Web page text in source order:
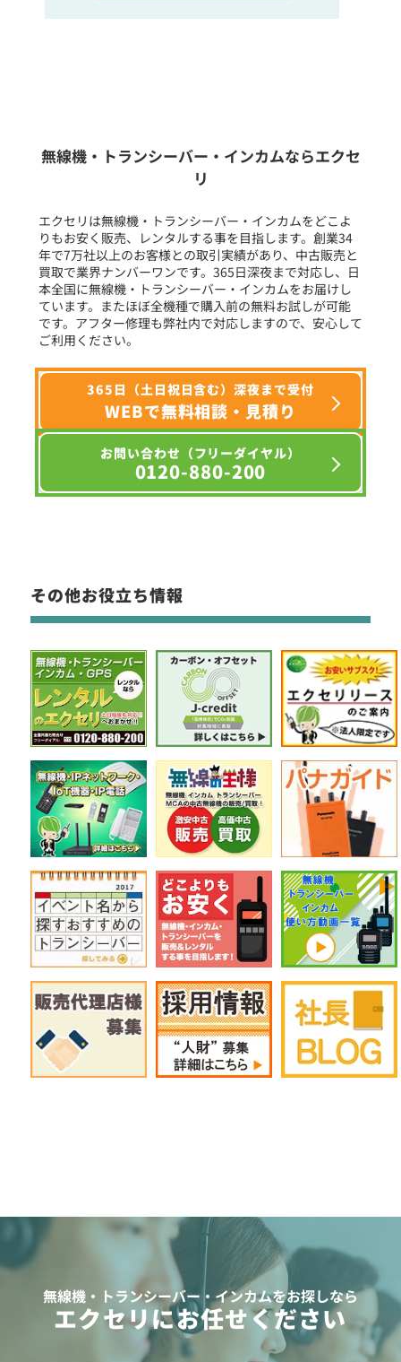
フリーワード入力(製品名等)
選択条件をリセット
無線機・トランシーバー・インカムならエクセ
リ
エクセリは無線機・トランシーバー・インカムをどこよ
りもお安く販売、レンタルする事を目指します。創業34
年で7万社以上のお客様との取引実績があり、中古販売と
買取で業界ナンバーワンです。365日深夜まで対応し、日
本全国に無線機・トランシーバー・インカムをお届けし
ています。またほぼ全機種で購入前の無料お試しが可能
です。アフター修理も弊社内で対応しますので、安心して
ご利用ください。
365日（土日祝日含む）深夜まで受付
WEBで無料相談・見積り
お問い合わせ（フリーダイヤル）
0120-880-200
その他お役立ち情報
無線機・トランシーバー・インカムをお探しなら
エクセリにお任せください